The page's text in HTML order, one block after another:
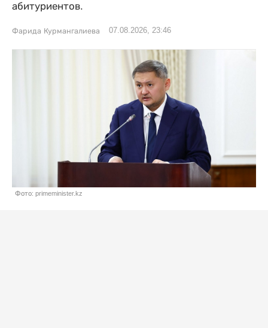
абитуриентов.
Фарида Курмангалиева 07.08.2026, 23:46
Фото: primeminister.kz